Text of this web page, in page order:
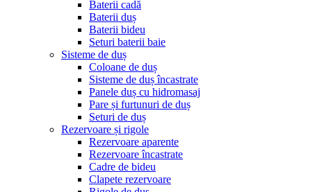
Baterii cadă
Baterii duș
Baterii bideu
Seturi baterii baie
Sisteme de duș
Coloane de duș
Sisteme de duș încastrate
Panele duș cu hidromasaj
Pare și furtunuri de duș
Seturi de duș
Rezervoare și rigole
Rezervoare aparente
Rezervoare încastrate
Cadre de bideu
Clapete rezervoare